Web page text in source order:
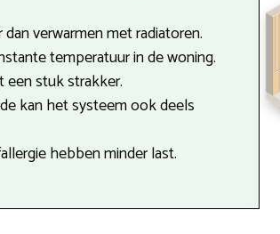
verwarmen met radiatoren.
temperatuur in de woning.
stuk strakker.
kan het systeem ook deels
hebben minder last.